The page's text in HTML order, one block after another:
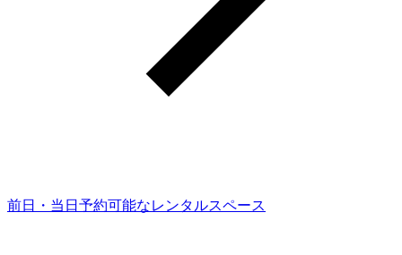
前日・当日予約可能なレンタルスペース